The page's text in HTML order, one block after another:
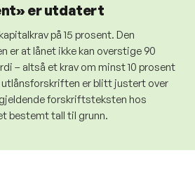
er utdatert
på 15 prosent. Den
er at lånet ikke kan overstige 90
– altså et krav om minst 10 prosent
utlånsforskriften er blitt justert over
forskriftsteksten hos
bestemt tall til grunn.